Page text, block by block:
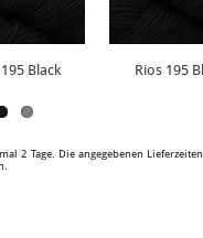
Black Rios 195
2 Tage. Die angegebenen